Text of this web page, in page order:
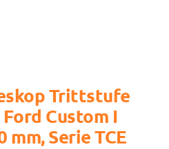
Trittstufe
Custom I
mm, Serie TCE